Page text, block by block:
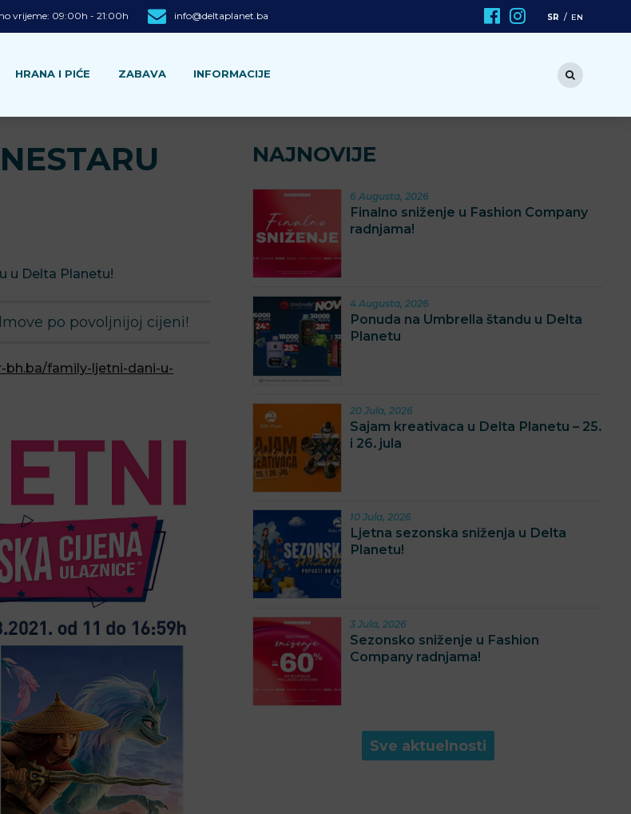
vrijeme: 09:00h - 21:00h info@deltaplanet.ba SR EN
HRANA I PIĆE ZABAVA INFORMACIJE
u Delta Planetu!
po povoljnijoj cijeni!
family-ljetni-dani-u-
NAJNOVIJE
6 Augusta, 2026
Finalno sniženje u Fashion Company
radnjama!
4 Augusta, 2026
Ponuda na Umbrella štandu u Delta
Planetu
20 Jula, 2026
Sajam kreativaca u Delta Planetu – 25.
i 26. jula
10 Jula, 2026
Ljetna sezonska sniženja u Delta
Planetu!
3 Jula, 2026
Sezonsko sniženje u Fashion
Company radnjama!
Sve aktuelnosti